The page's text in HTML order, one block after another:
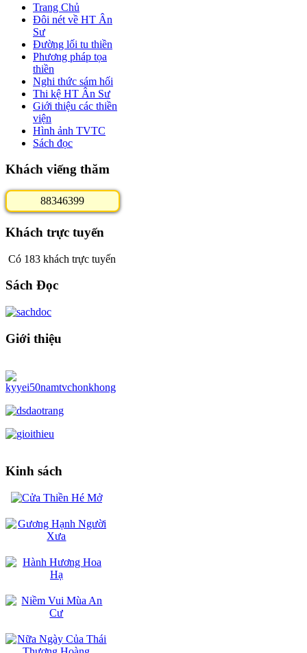
Trang Chủ
Đôi nét về HT Ân
Sư
Đường lối tu thiền
Phương pháp tọa
thiền
Nghi thức sám hối
Thi kệ HT Ân Sư
Giới thiệu các thiền
viện
Hình ảnh TVTC
Sách đọc
Khách viếng thăm
88346399
Khách trực tuyến
Có 183 khách trực tuyến
Sách Đọc
Giới thiệu
Kinh sách